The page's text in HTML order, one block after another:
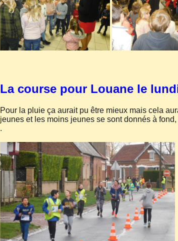
La course pour Louane le
Pour la pluie ça aurait pu être mieux mais cela
jeunes et les moins jeunes se sont donnés à
.